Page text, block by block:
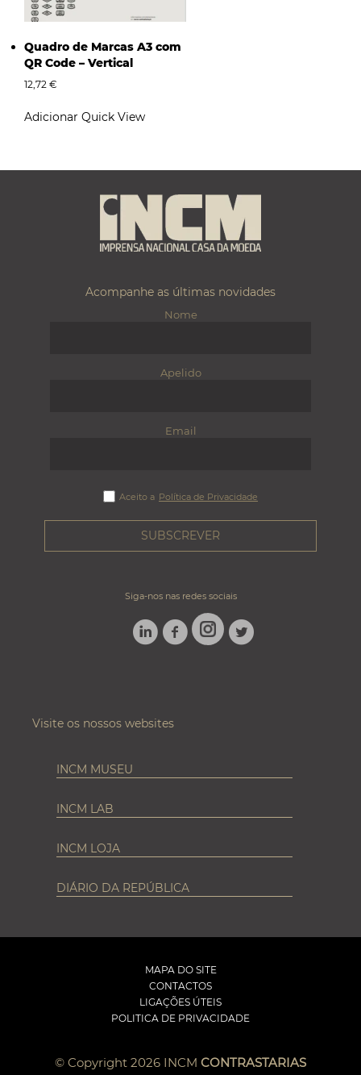
Quadro de Marcas A3 com
QR Code – Vertical
12,72 €
Adicionar Quick View
Acompanhe as últimas novidades
Nome
Apelido
Email
Aceito a Política de Privacidade
Siga-nos nas redes sociais
LINKEDINFACEBOOK
INSTAGRAM
TWITTER
Visite os nossos websites
INCM MUSEU
INCM LAB
INCM LOJA
DIÁRIO DA REPÚBLICA
MAPA DO SITE
CONTACTOS
LIGAÇÕES ÚTEIS
POLITICA DE PRIVACIDADE
© Copyright 2026 INCM CONTRASTARIAS